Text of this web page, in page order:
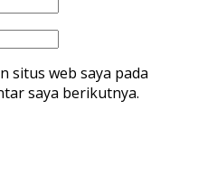
situs web saya pada
saya berikutnya.